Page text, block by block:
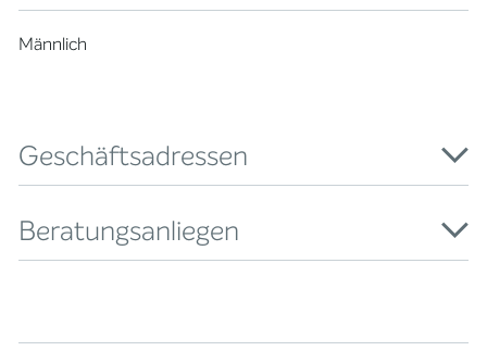
Männlich
Geschäftsadressen
Beratungsanliegen